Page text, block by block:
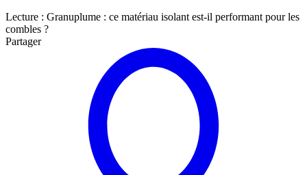
Lecture : Granuplume : ce matériau isolant est-il performant pour les
combles ?
Partager